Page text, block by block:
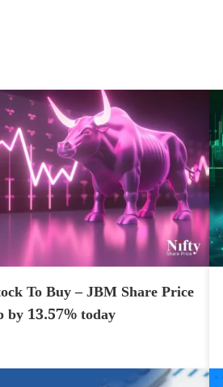
To Buy – JBM Share Price
by 13.57% today